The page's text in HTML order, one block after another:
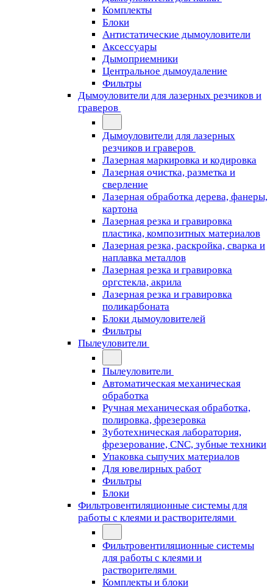
Комплекты
Блоки
Антистатические дымоуловители
Аксессуары
Дымоприемники
Центральное дымоудаление
Фильтры
Дымоуловители для лазерных резчиков и
граверов
Дымоуловители для лазерных
резчиков и граверов
Лазерная маркировка и кодировка
Лазерная очистка, разметка и
сверление
Лазерная обработка дерева, фанеры,
картона
Лазерная резка и гравировка
пластика, композитных материалов
Лазерная резка, раскройка, сварка и
наплавка металлов
Лазерная резка и гравировка
оргстекла, акрила
Лазерная резка и гравировка
поликарбоната
Блоки дымоуловителей
Фильтры
Пылеуловители
Пылеуловители
Автоматическая механическая
обработка
Ручная механическая обработка,
полировка, фрезеровка
Зуботехническая лаборатория,
фрезерование, CNC, зубные техники
Упаковка сыпучих материалов
Для ювелирных работ
Фильтры
Блоки
Фильтровентиляционные системы для
работы с клеями и растворителями
Фильтровентиляционные системы
для работы с клеями и
растворителями
Комплекты и блоки